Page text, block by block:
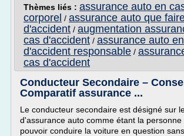
Thèmes liés : assurance auto en
corporel / assurance auto que
d'accident / augmentation
cas d'accident / assurance auto
d'accident responsable /
cas d'accident
Conducteur Secondaire –
Comparatif assurance ...
Le conducteur secondaire est désigné sur
d'assurance auto comme étant la
pouvoir conduire la voiture en question